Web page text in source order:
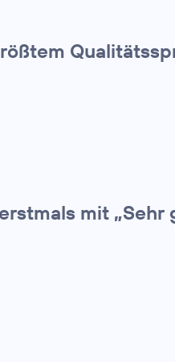
mit „Sehr